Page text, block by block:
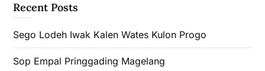
Recent Posts
Sego Lodeh Iwak Kalen Wates Kulon Progo
Sop Empal Pringgading Magelang